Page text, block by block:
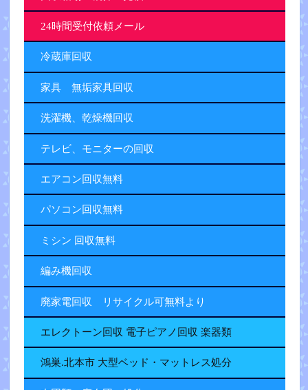
24時間受付依頼メール
冷蔵庫回収
家具 無垢家具回収
洗濯機、乾燥機回収
テレビ、モニターの回収
エアコン回収無料
パソコン回収無料
ミシン 回収無料
編み機回収
廃家電回収 リサイクル可無料より
エレクトーン回収 電子ピアノ回収 楽器類
鴻巣.北本市 大型ベッド・マットレス処分